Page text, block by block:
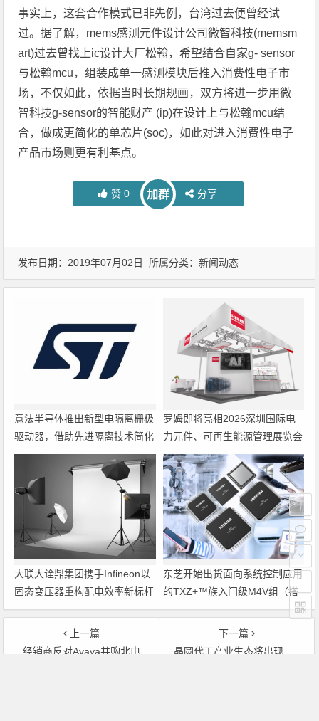
事实上，这套合作模式已非先例，台湾过去便曾经试
过。据了解，mems感测元件设计公司微智科技(memsm
art)过去曾找上ic设计大厂松翰，希望结合自家g- sensor
与松翰mcu，组装成单一感测模块后推入消费性电子市
场，不仅如此，依据当时长期规画，双方将进一步用微
智科技g-sensor的智能财产 (ip)在设计上与松翰mcu结
合，做成更简化的单芯片(soc)，如此对进入消费性电子
产品市场则更有利基点。
赞 0 加群 分享
发布日期：2019年07月02日 所属分类：新闻动态
意法半导体推出新型电隔离栅极
驱动器，借助先进隔离技术简化
电源设计
罗姆即将亮相2026深圳国际电
力元件、可再生能源管理展览会
暨研讨会
大联大诠鼎集团携手Infineon以
固态变压器重构配电效率新标杆
东芝开始出货面向系统控制应用
的TXZ+™族入门级M4V组（搭
载Arm Cortex‑M4内核的标准微
控制器）工程样品
上一篇
经销商反对Avaya并购北电
下一篇
晶圆代工产业生态将出现重大改变？